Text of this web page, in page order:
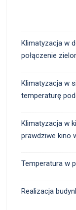
Klimatyzacja w
połączenie
Klimatyzacja w
temperaturę
Klimatyzacja w
prawdziwe kino
Temperatura w
Realizacja